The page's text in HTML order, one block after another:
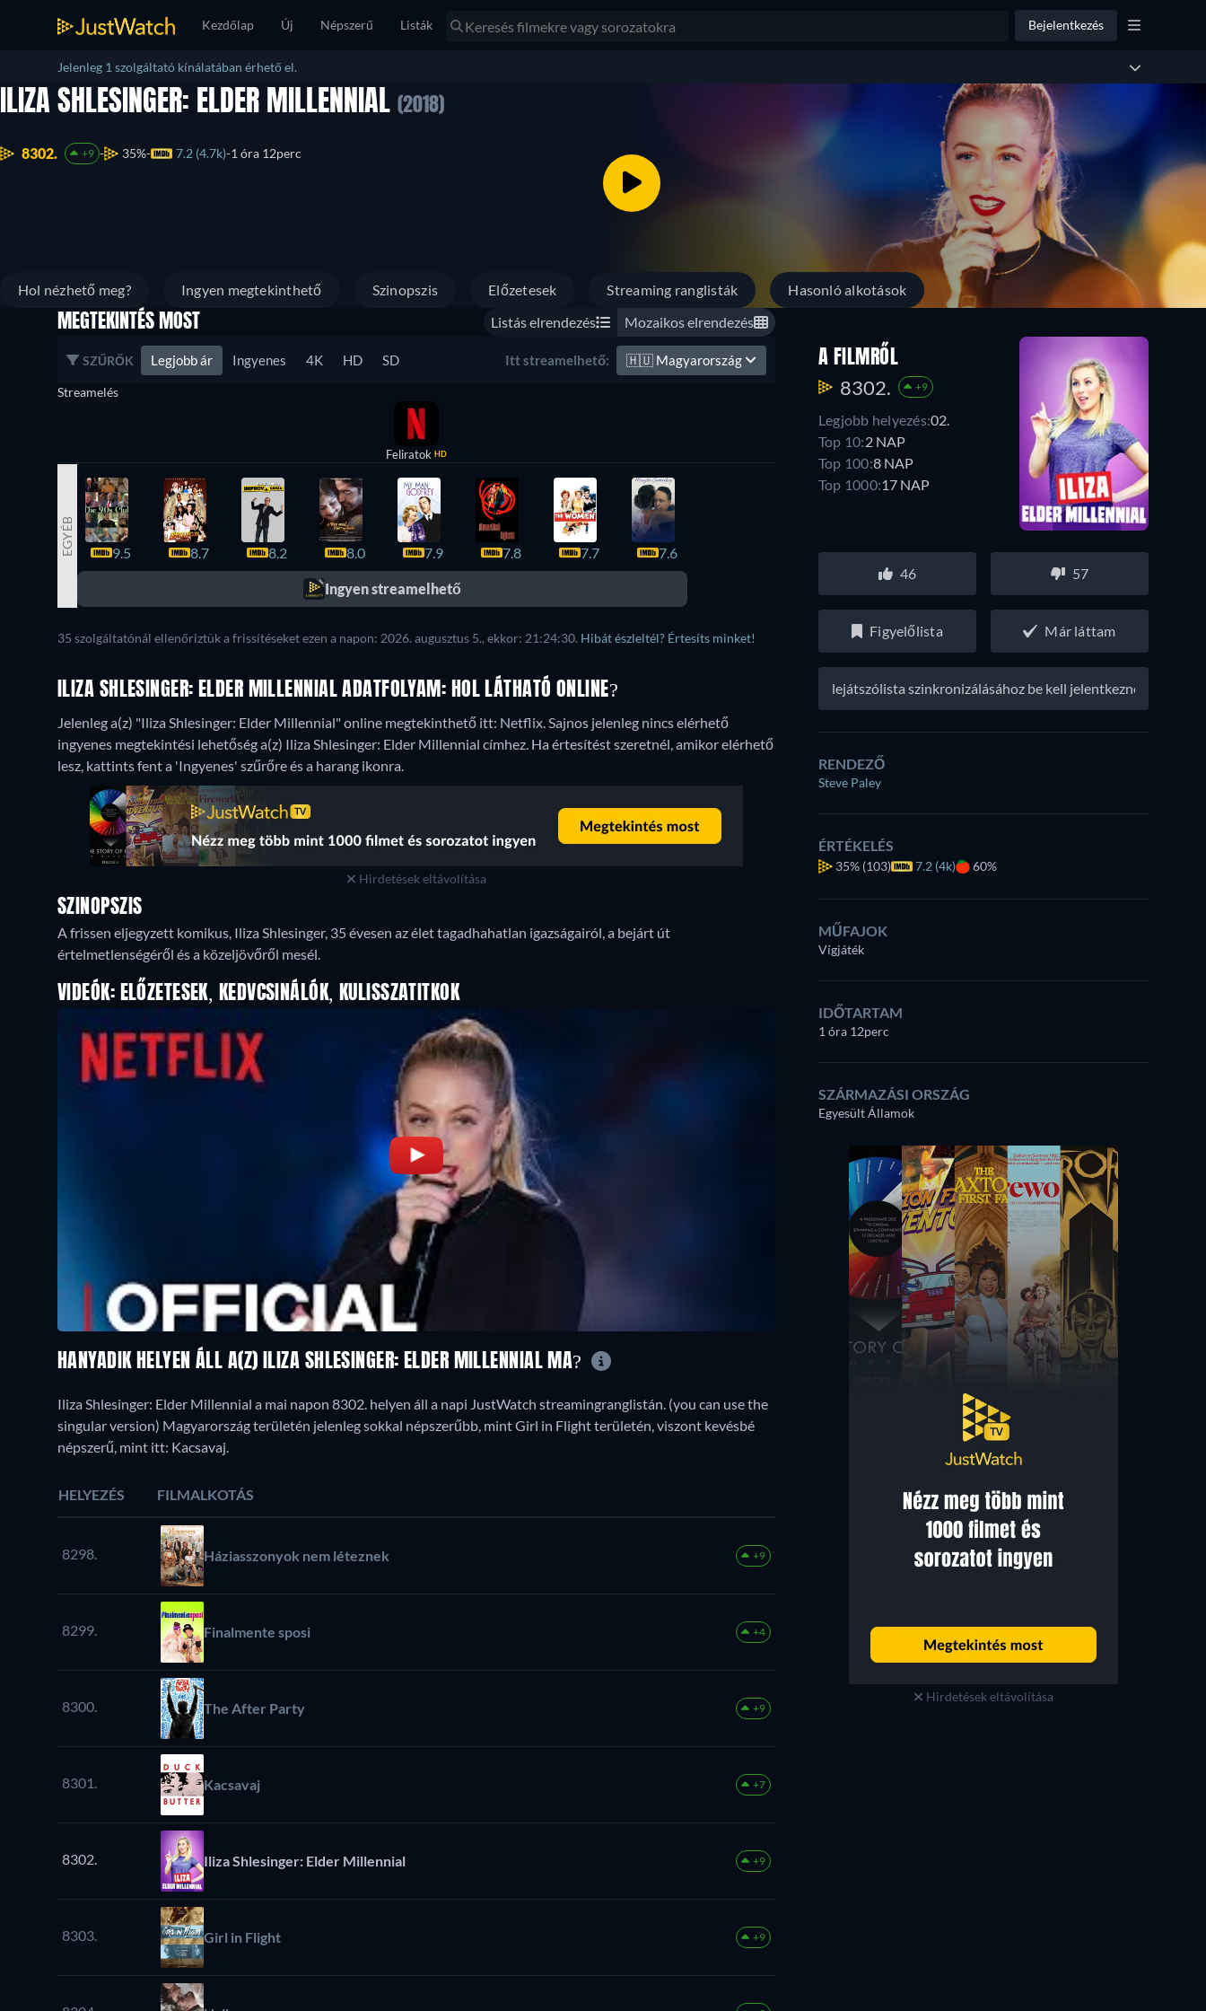
Kezdőlap Új Népszerű Listák Bejelentkezés
Jelenleg 1 szolgáltató kínálatában érhető el.
ILIZA SHLESINGER: ELDER MILLENNIAL (2018)
8302. +9 35% 7.2 (4.7k) 1 óra 12perc
Hol nézhető meg? Ingyen megtekinthető Szinopszis Előzetesek Streaming ranglisták Hasonló alkotások
MEGTEKINTÉS MOST Listás elrendezés Mozaikos elrendezés
SZŰRŐK Legjobb ár Ingyenes 4K HD SD Itt streamelhető: 🇭🇺 Magyarország
Streamelés
Feliratok HD
EGYÉB 9.5 8.7 8.2 8.0 7.9 7.8 7.7 7.6
Ingyen streamelhető
35 szolgáltatónál ellenőriztük a frissítéseket ezen a napon: 2026. augusztus 5., ekkor: 21:24:30. Hibát észleltél? Értesíts minket!
ILIZA SHLESINGER: ELDER MILLENNIAL ADATFOLYAM: HOL LÁTHATÓ ONLINE?
Jelenleg a(z) "Iliza Shlesinger: Elder Millennial" online megtekinthető itt: Netflix.Sajnos jelenleg nincs elérhető
ingyenes megtekintési lehetőség a(z) Iliza Shlesinger: Elder Millennial címhez. Ha értesítést szeretnél, amikor elérhető
lesz, kattints fent a 'Ingyenes' szűrőre és a harang ikonra.
Hirdetések eltávolítása
SZINOPSZIS
A frissen eljegyzett komikus, Iliza Shlesinger, 35 évesen az élet tagadhahatlan igazságairól, a bejárt út
értelmetlenségéről és a közeljövőről mesél.
VIDEÓK: ELŐZETESEK, KEDVCSINÁLÓK, KULISSZATITKOK
A FILMRŐL
8302. +9
Legjobb helyezés:02.
Top 10:2 NAP
Top 100:8 NAP
Top 1000:17 NAP
46 57
Figyelőlista Már láttam
A lejátszólista szinkronizálásához be kell jelentkezned
RENDEZŐ
Steve Paley
ÉRTÉKELÉS
35% (103) 7.2 (4k) 60%
MŰFAJOK
Vígjáték
IDŐTARTAM
1 óra 12perc
SZÁRMAZÁSI ORSZÁG
Egyesült Államok
Hirdetések eltávolítása
HANYADIK HELYEN ÁLL A(Z) ILIZA SHLESINGER: ELDER MILLENNIAL MA?
Iliza Shlesinger: Elder Millennial a mai napon 8302. helyen áll a napi JustWatch streamingranglistán. (you can use the
singular version) Magyarország területén jelenleg sokkal népszerűbb, mint Girl in Flight területén, viszont kevésbé
népszerű, mint itt: Kacsavaj.
HELYEZÉS FILMALKOTÁS
8298. Háziasszonyok nem léteznek +9
8299. Finalmente sposi +4
8300. The After Party +9
8301. Kacsavaj +7
8302. Iliza Shlesinger: Elder Millennial +9
8303. Girl in Flight +9